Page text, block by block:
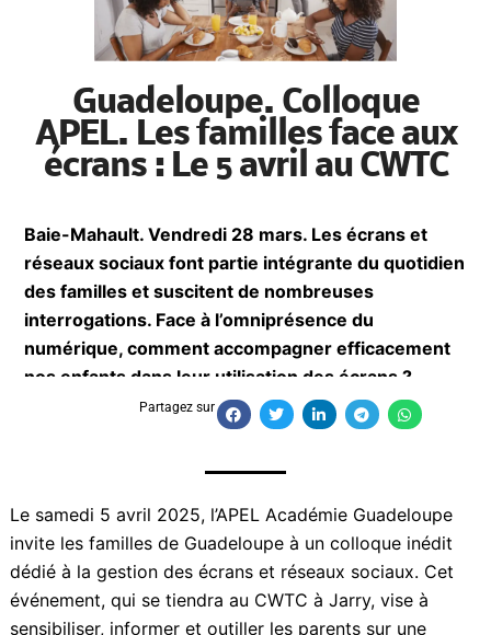
Guadeloupe. Colloque
APEL. Les familles face aux
écrans : Le 5 avril au CWTC
Baie-Mahault. Vendredi 28 mars. Les écrans et
réseaux sociaux font partie intégrante du
quotidien des familles et suscitent de
nombreuses interrogations. Face à
l’omniprésence du numérique, comment
accompagner efficacement nos enfants dans
leur utilisation des écrans ?
Le samedi 5 avril 2025, l’APEL Académie Guadeloupe
invite les familles de Guadeloupe à un colloque inédit
dédié à la gestion des écrans et réseaux sociaux. Cet
événement, qui se tiendra au CWTC à Jarry, vise à